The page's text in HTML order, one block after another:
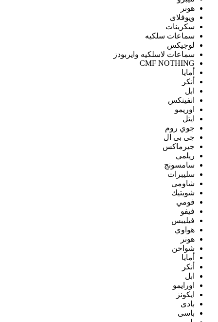
هونر
ويوفلاى
سكرينات
سماعات سلكيه
لوجيكس
سماعات لاسلكيه وايربودز
CMF NOTHING
أمايا
أنكر
ابل
انفينكس
اوريمو
ايتل
جوي روم
جى بى ال
جيرماكس
ريلمي
سامسونج
سليبرات
شاومى
شويتيك
فومي
فيفو
فيليبس
هواوي
هونر
شواحن
أمايا
أنكر
ابل
اورايمو
ايكونز
بادى
باسى